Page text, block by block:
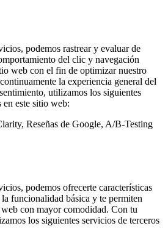
podemos rastrear y evaluar de
del clic y navegación
web con el fin de optimizar nuestro
la experiencia general del
utilizamos los siguientes
en este sitio web:
Reseñas de Google, A/B-Testing
podemos ofrecerte características
funcionalidad básica y te permiten
con mayor comodidad. Con tu
los siguientes servicios de terceros